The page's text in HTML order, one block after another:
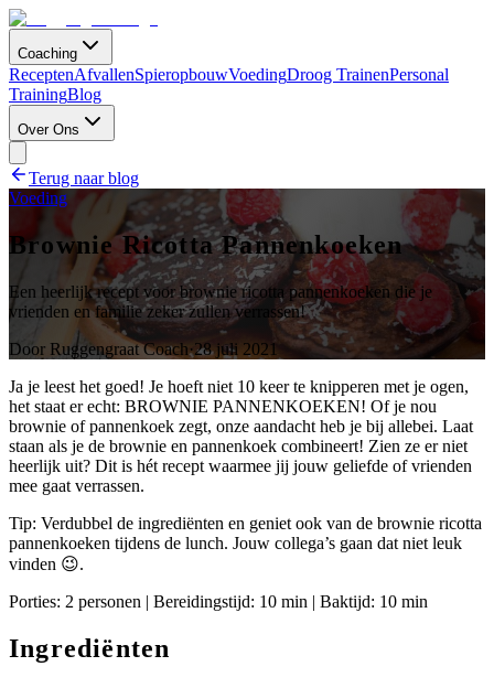
Coaching
ReceptenAfvallenSpieropbouwVoedingDroog TrainenPersonal
TrainingBlog
Over Ons
Terug naar blog
Voeding
Brownie Ricotta Pannenkoeken
Een heerlijk recept voor brownie ricotta pannenkoeken die je
vrienden en familie zeker zullen verrassen!
Door Ruggengraat Coach·28 juli 2021
Ja je leest het goed! Je hoeft niet 10 keer te knipperen met je ogen,
het staat er echt: BROWNIE PANNENKOEKEN! Of je nou
brownie of pannenkoek zegt, onze aandacht heb je bij allebei. Laat
staan als je de brownie en pannenkoek combineert! Zien ze er niet
heerlijk uit? Dit is hét recept waarmee jij jouw geliefde of vrienden
mee gaat verrassen.
Tip: Verdubbel de ingrediënten en geniet ook van de brownie ricotta
pannenkoeken tijdens de lunch. Jouw collega’s gaan dat niet leuk
vinden 😉.
Porties: 2 personen | Bereidingstijd: 10 min | Baktijd: 10 min
Ingrediënten